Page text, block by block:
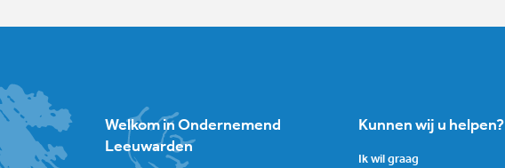
Welkom in Ondernemend
Leeuwarden
Kunnen wij u helpen?
Ik wil graag